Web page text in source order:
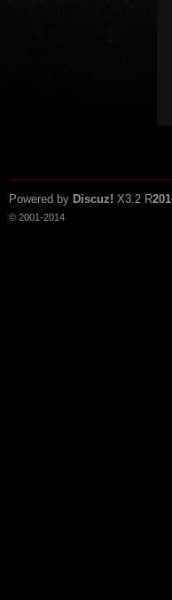
Powered by Discuz! X3.2 R
© 2001-2014